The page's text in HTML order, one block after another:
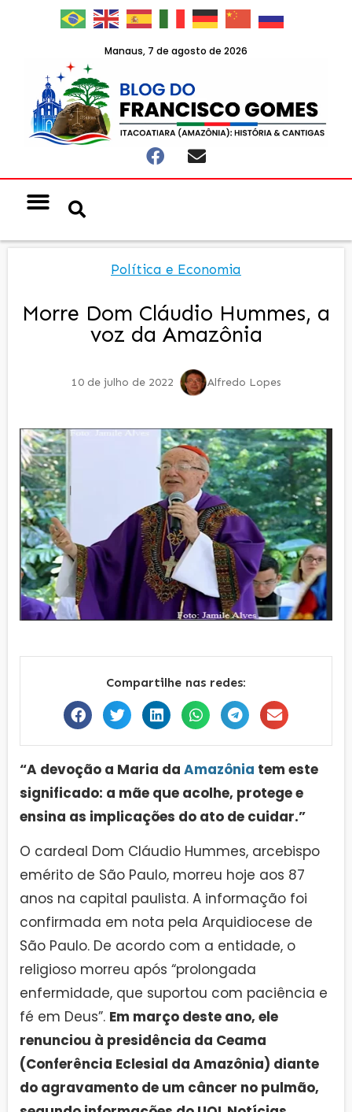
Manaus, 7 de agosto de 2026
Política e Economia
Morre Dom Cláudio Hummes, a
voz da Amazônia
10 de julho de 2022 Alfredo Lopes
Compartilhe nas redes:
“A devoção a Maria da Amazônia tem este
significado: a mãe que acolhe, protege e
ensina as implicações do ato de cuidar.”
O cardeal Dom Cláudio Hummes, arcebispo
emérito de São Paulo, morreu hoje aos 87
anos na capital paulista. A informação foi
confirmada em nota pela Arquidiocese de
São Paulo. De acordo com a entidade, o
religioso morreu após “prolongada
enfermidade, que suportou com paciência e
fé em Deus”. Em março deste ano, ele
renunciou à presidência da Ceama
(Conferência Eclesial da Amazônia) diante
do agravamento de um câncer no pulmão,